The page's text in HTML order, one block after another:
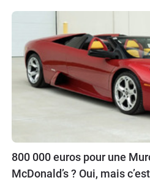
800 000 euros pour une
McDonald’s ? Oui, mais